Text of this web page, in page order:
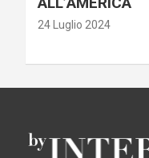
24 Luglio 2024